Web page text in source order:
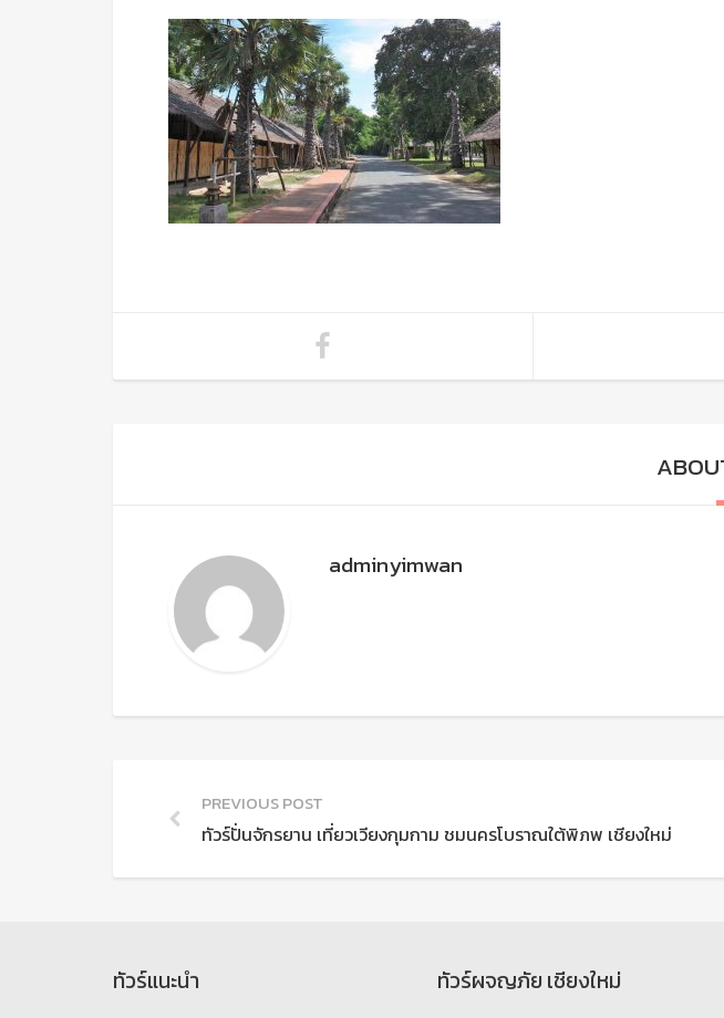
adminyimwan
PREVIOUS POST
ทัวร์ปั่นจักรยาน เที่ยวเวียงกุมกาม ชมนครโบราณใต้พิภพ เชียงใหม่
ทัวร์แนะนำ ทัวร์ผจญภัย เชียงใหม่